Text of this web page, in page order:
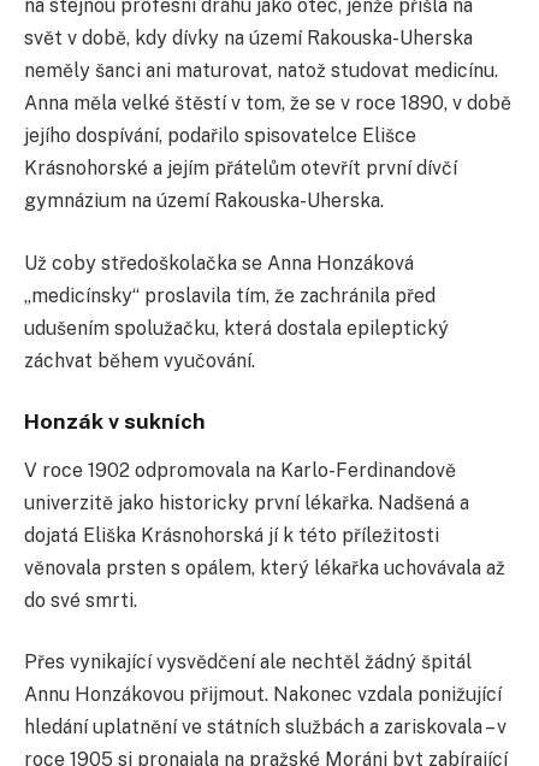
na stejnou profesní dráhu jako otec, jenže přišla na
svět v době, kdy dívky na území Rakouska-Uherska
neměly šanci ani maturovat, natož studovat medicínu.
Anna měla velké štěstí v tom, že se v roce 1890, v době
jejího dospívání, podařilo spisovatelce Elišce
Krásnohorské a jejím přátelům otevřít první dívčí
gymnázium na území Rakouska-Uherska.
Už coby středoškolačka se Anna Honzáková
„medicínsky“ proslavila tím, že zachránila před
udušením spolužačku, která dostala epileptický
záchvat během vyučování.
Honzák v sukních
V roce 1902 odpromovala na Karlo-Ferdinandově
univerzitě jako historicky první lékařka. Nadšená a
dojatá Eliška Krásnohorská jí k této příležitosti
věnovala prsten s opálem, který lékařka uchovávala až
do své smrti.
Přes vynikající vysvědčení ale nechtěl žádný špitál
Annu Honzákovou přijmout. Nakonec vzdala ponižující
hledání uplatnění ve státních službách a zariskovala – v
roce 1905 si pronajala na pražské Moráni byt zabírající